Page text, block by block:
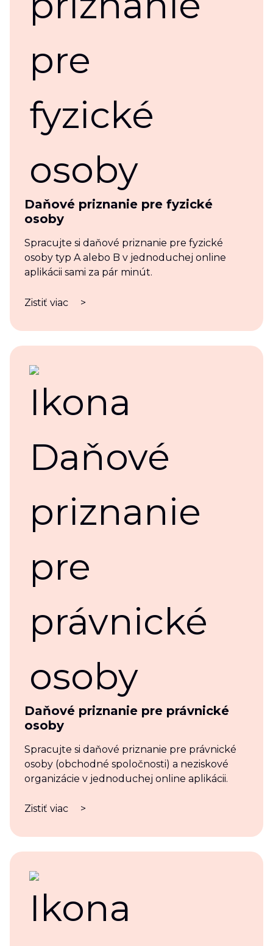
Daňové priznanie pre fyzické
osoby
Spracujte si daňové priznanie pre fyzické
osoby typ A alebo B v jednoduchej online
aplikácii sami za pár minút.
Zistiť viac >
Daňové priznanie pre právnické
osoby
Spracujte si daňové priznanie pre právnické
osoby (obchodné spoločnosti) a neziskové
organizácie v jednoduchej online aplikácii.
Zistiť viac >